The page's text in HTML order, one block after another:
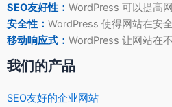
SEO友好性： WordPress 可以提高
安全性： WordPress 使得网站在安
移动响应式： WordPress 让网站在
我们的产品
SEO友好的企业网站